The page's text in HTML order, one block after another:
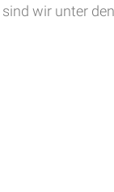
sind wir unter